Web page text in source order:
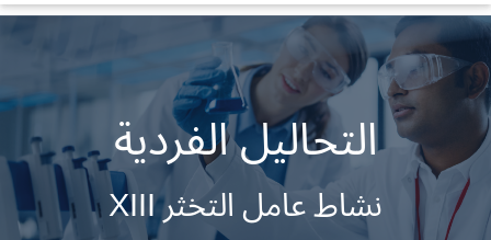
التحاليل الفردية
نشاط عامل التخثر XIII